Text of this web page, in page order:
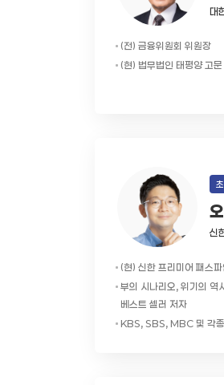
대
(전) 금융위원회 위원장
(현) 법무법인 태평양 고문
신
(현) 신한 프리미어 패스
부의 시나리오, 위기의 역
베스트 셀러 저자
KBS, SBS, MBC 및 각